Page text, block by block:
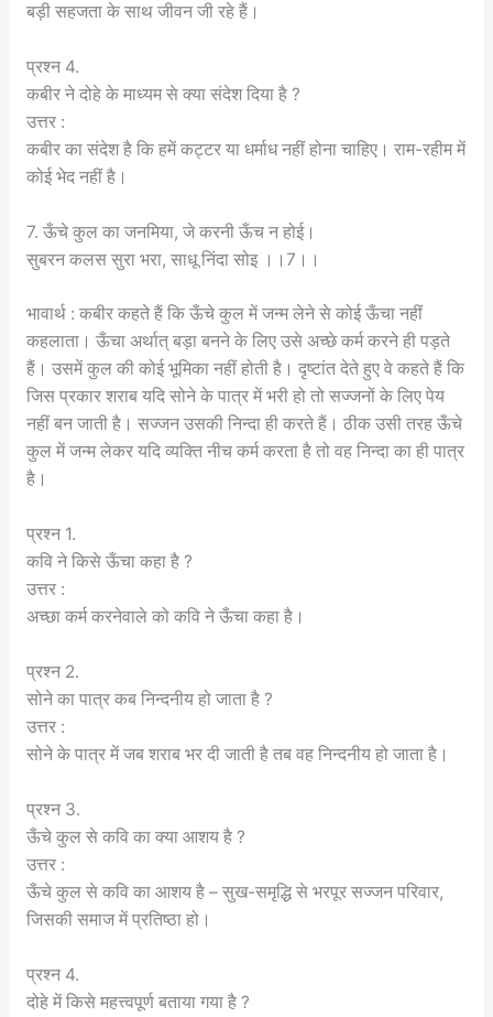
बड़ी सहजता के साथ जीवन जी रहे हैं।
प्रश्न 4.
कबीर ने दोहे के माध्यम से क्या संदेश दिया है ?
उत्तर :
कबीर का संदेश है कि हमें कट्टर या धर्माध नहीं होना चाहिए। राम-रहीम में
कोई भेद नहीं है।
7. ऊँचे कुल का जनमिया, जे करनी ऊँच न होई।
सुबरन कलस सुरा भरा, साधू निंदा सोइ ।।7।।
भावार्थ : कबीर कहते हैं कि ऊँचे कुल में जन्म लेने से कोई ऊँचा नहीं
कहलाता। ऊँचा अर्थात् बड़ा बनने के लिए उसे अच्छे कर्म करने ही पड़ते
हैं। उसमें कुल की कोई भूमिका नहीं होती है। दृष्टांत देते हुए वे कहते हैं कि
जिस प्रकार शराब यदि सोने के पात्र में भरी हो तो सज्जनों के लिए पेय
नहीं बन जाती है। सज्जन उसकी निन्दा ही करते हैं। ठीक उसी तरह ऊँचे
कुल में जन्म लेकर यदि व्यक्ति नीच कर्म करता है तो वह निन्दा का ही पात्र
है।
प्रश्न 1.
कवि ने किसे ऊँचा कहा है ?
उत्तर :
अच्छा कर्म करनेवाले को कवि ने ऊँचा कहा है।
प्रश्न 2.
सोने का पात्र कब निन्दनीय हो जाता है ?
उत्तर :
सोने के पात्र में जब शराब भर दी जाती है तब वह निन्दनीय हो जाता है।
प्रश्न 3.
ऊँचे कुल से कवि का क्या आशय है ?
उत्तर :
ऊँचे कुल से कवि का आशय है – सुख-समृद्धि से भरपूर सज्जन परिवार,
जिसकी समाज में प्रतिष्ठा हो।
प्रश्न 4.
दोहे में किसे महत्त्वपूर्ण बताया गया है ?